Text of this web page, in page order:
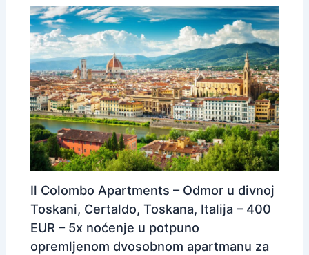
Il Colombo Apartments – Odmor u divnoj
Toskani, Certaldo, Toskana, Italija – 400
EUR – 5x noćenje u potpuno
opremljenom dvosobnom apartmanu za